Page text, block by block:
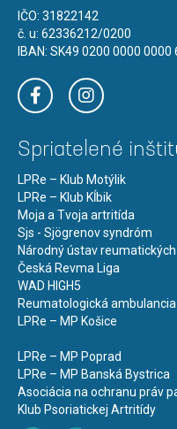
IČO: 31822142
č. u: 62336212/0200
IBAN: SK49 0200 0000
Spriatelené
LPRe – Klub Motýlik
LPRe – Klub Kĺbik
Moja a Tvoja artritída
Sjs - Sjögrenov syndróm
Národný ústav
Česká Revma Liga
WAD HIGH5
Reumatologická
LPRe – MP Košice
LPRe – MP Poprad
LPRe – MP Banská Bystrica
Asociácia na ochranu práv
Klub Psoriatickej Artritídy